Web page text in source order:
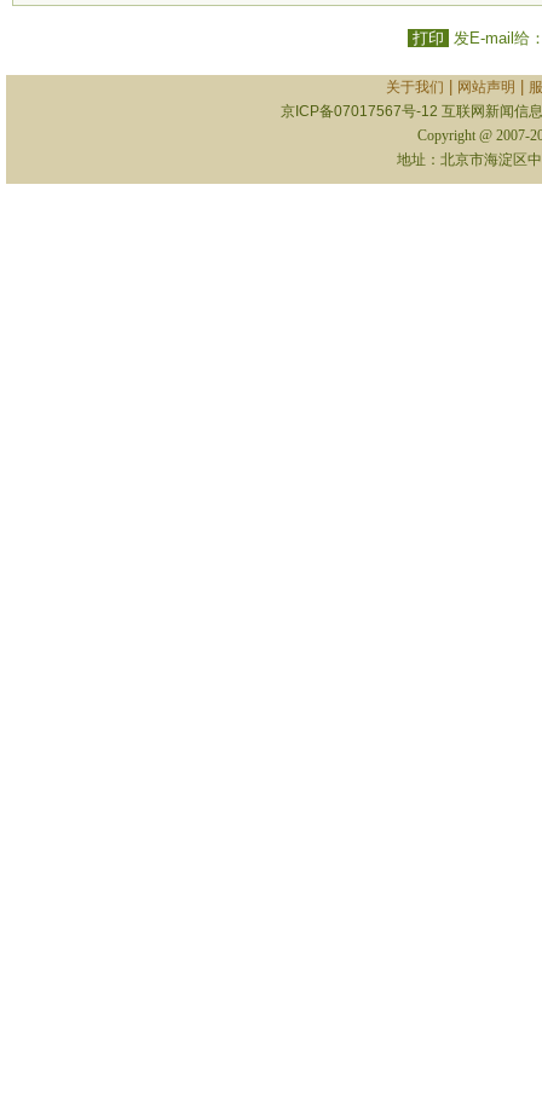
打印 发E-mail给
关于我们 网站声明
京ICP备07017567号-12 互联网新闻信
Copyright @ 2007-
地址：北京市海淀区